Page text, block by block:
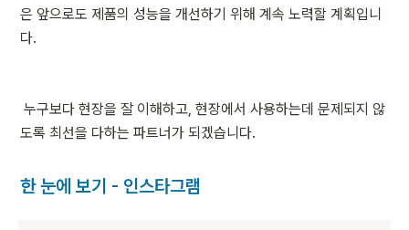
은 앞으로도 제품의 성능을 개선하기 위해 계속 노력할 계획입니
다.
도록 최선을 다하는 파트너가 되겠습니다.
한 눈에 보기 - 인스타그램